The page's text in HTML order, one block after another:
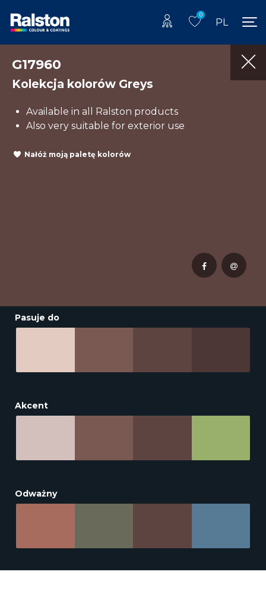
0
PL
G17960
Kolekcja kolorów Greys
Available in all Ralston products
Also very suitable for exterior use
Nałóż moją paletę kolorów
Pasuje do
Akcent
Odważny